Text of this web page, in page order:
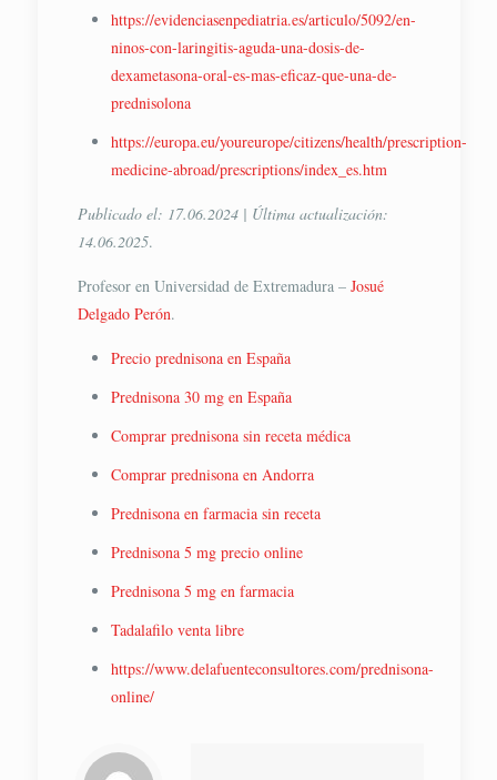
https://evidenciasenpediatria.es/articulo/5092/en-
ninos-con-laringitis-aguda-una-dosis-de-
dexametasona-oral-es-mas-eficaz-que-una-de-
prednisolona
https://europa.eu/youreurope/citizens/health/prescription-
medicine-abroad/prescriptions/index_es.htm
Publicado el: 17.06.2024 | Última actualización:
14.06.2025.
Profesor en Universidad de Extremadura – Josué
Delgado Perón.
Precio prednisona en España
Prednisona 30 mg en España
Comprar prednisona sin receta médica
Comprar prednisona en Andorra
Prednisona en farmacia sin receta
Prednisona 5 mg precio online
Prednisona 5 mg en farmacia
Tadalafilo venta libre
https://www.delafuenteconsultores.com/prednisona-
online/